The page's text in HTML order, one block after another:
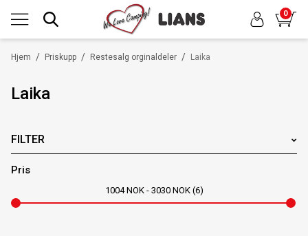
0
/
Hjem /
Priskupp /
Restesalg orginaldeler Laika
Laika
FILTER
Pris
1004 NOK 3030 NOK 6